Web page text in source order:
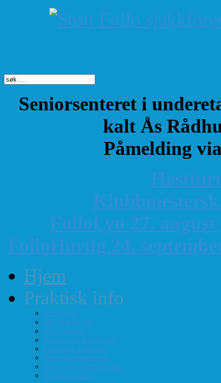
Seniorsenteret i
kalt Ås
Påmelding
K
FolloLyn 27. august
FolloHurtig 24.
Hjem
Praktisk info
Terminliste
Tid, sted og pris
Styre og verv
Telefon- og E-post-liste
Forenings-vedtekter
Turneringsreglement
Barne- og ungdomssjakk
Årsmøte-papirer